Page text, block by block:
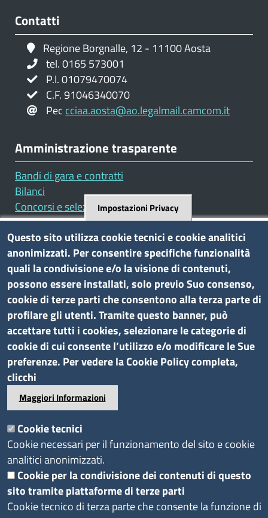
Contatti
Regione Borgnalle, 12 - 11100 Aosta
tel. 0165 573001
P.I. 01079470074
C.F. 91046340070
Pec cciaa.aosta@ao.legalmail.camcom.it
Amministrazione trasparente
Bandi di gara e contratti
Bilanci
Concorsi e selezioni
Procedimenti
Provvedimenti
Seguici su
Sito web
Accesso riservato
Redazione
Footer
Policy
Impostazioni Privacy
Questo sito utilizza cookie tecnici e cookie analitici
anonimizzati. Per consentire specifiche funzionalità
quali la condivisione e/o la visione di contenuti,
possono essere installati, solo previo Suo consenso,
cookie di terze parti che consentono alla terza parte di
profilare gli utenti. Tramite questo banner, può
accettare tutti i cookies, selezionare le categorie di
cookie di cui consente l’utilizzo e/o modificare le Sue
preferenze. Per vedere la Cookie Policy completa,
clicchi
Maggiori Informazioni
Cookie tecnici
Cookie necessari per il funzionamento del sito e cookie
analitici anonimizzati.
Cookie per la condivisione dei contenuti di questo
sito tramite piattaforme di terze parti
Cookie tecnico di terza parte che consente la funzione di